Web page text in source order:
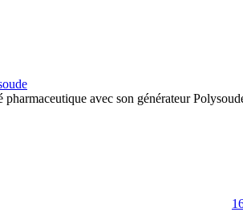
avec son générateur